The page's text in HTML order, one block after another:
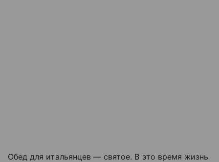
Обед для итальянцев — святое. В это время жизнь